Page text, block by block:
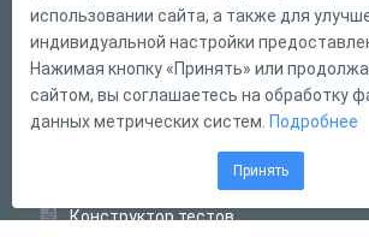
Русский
Справка
Форма обратной связи
Конструктор тестов
использовании сайта, а также для
индивидуальной настройки
Нажимая кнопку «Принять» или
сайтом, вы соглашаетесь на обработку
данных метрических систем. Подробнее
Принять